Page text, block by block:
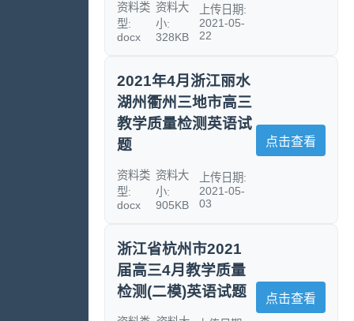
资料类
型:
docx
资料大
小:
328KB
上传日期:
2021-05-
22
2021年4月浙江丽水
湖州衢州三地市高三
教学质量检测英语试
题
资料类
型:
docx
资料大
小:
905KB
上传日期:
2021-05-
03
点击查看
浙江省杭州市2021
届高三4月教学质量
检测(二模)英语试题
点击查看